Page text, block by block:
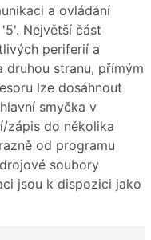
a ovládání
Největší část
periferií a
druhou stranu, přímým
lze dosáhnout
smyčka v
zápis do několika
od programu
soubory
jsou k dispozici jako